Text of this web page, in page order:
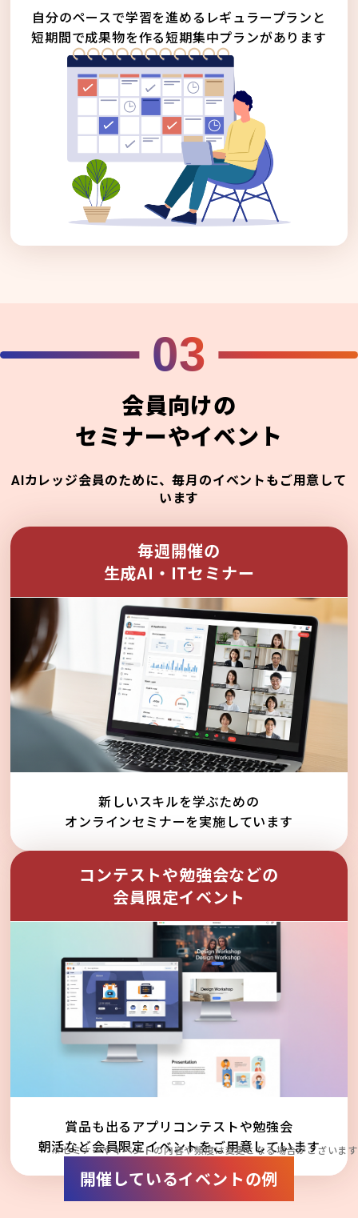
自分のペースで学習を進めるレギュラープランと
短期間で成果物を作る短期集中プランがあります
03
会員向けの
セミナーやイベント
AIカレッジ会員のために、毎月のイベントもご用意して
います
毎週開催の
生成AI・ITセミナー
新しいスキルを学ぶための
オンラインセミナーを実施しています
コンテストや勉強会などの
会員限定イベント
賞品も出るアプリコンテストや勉強会
朝活など会員限定イベントをご用意しています
※セミナーやイベントの内容や頻度は変更となる場合がございます
開催しているイベントの例